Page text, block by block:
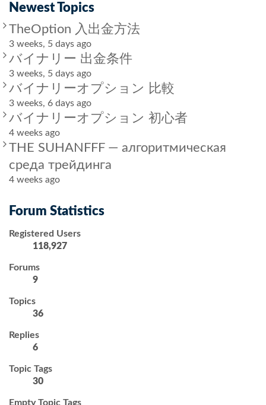
Newest Topics
TheOption 入出金方法
3 weeks, 5 days ago
バイナリー 出金条件
3 weeks, 5 days ago
バイナリーオプション 比較
3 weeks, 6 days ago
バイナリーオプション 初心者
4 weeks ago
THE SUHANFFF — алгоритмическая
среда трейдинга
4 weeks ago
Forum Statistics
Registered Users
118,927
Forums
9
Topics
36
Replies
6
Topic Tags
30
Empty Topic Tags